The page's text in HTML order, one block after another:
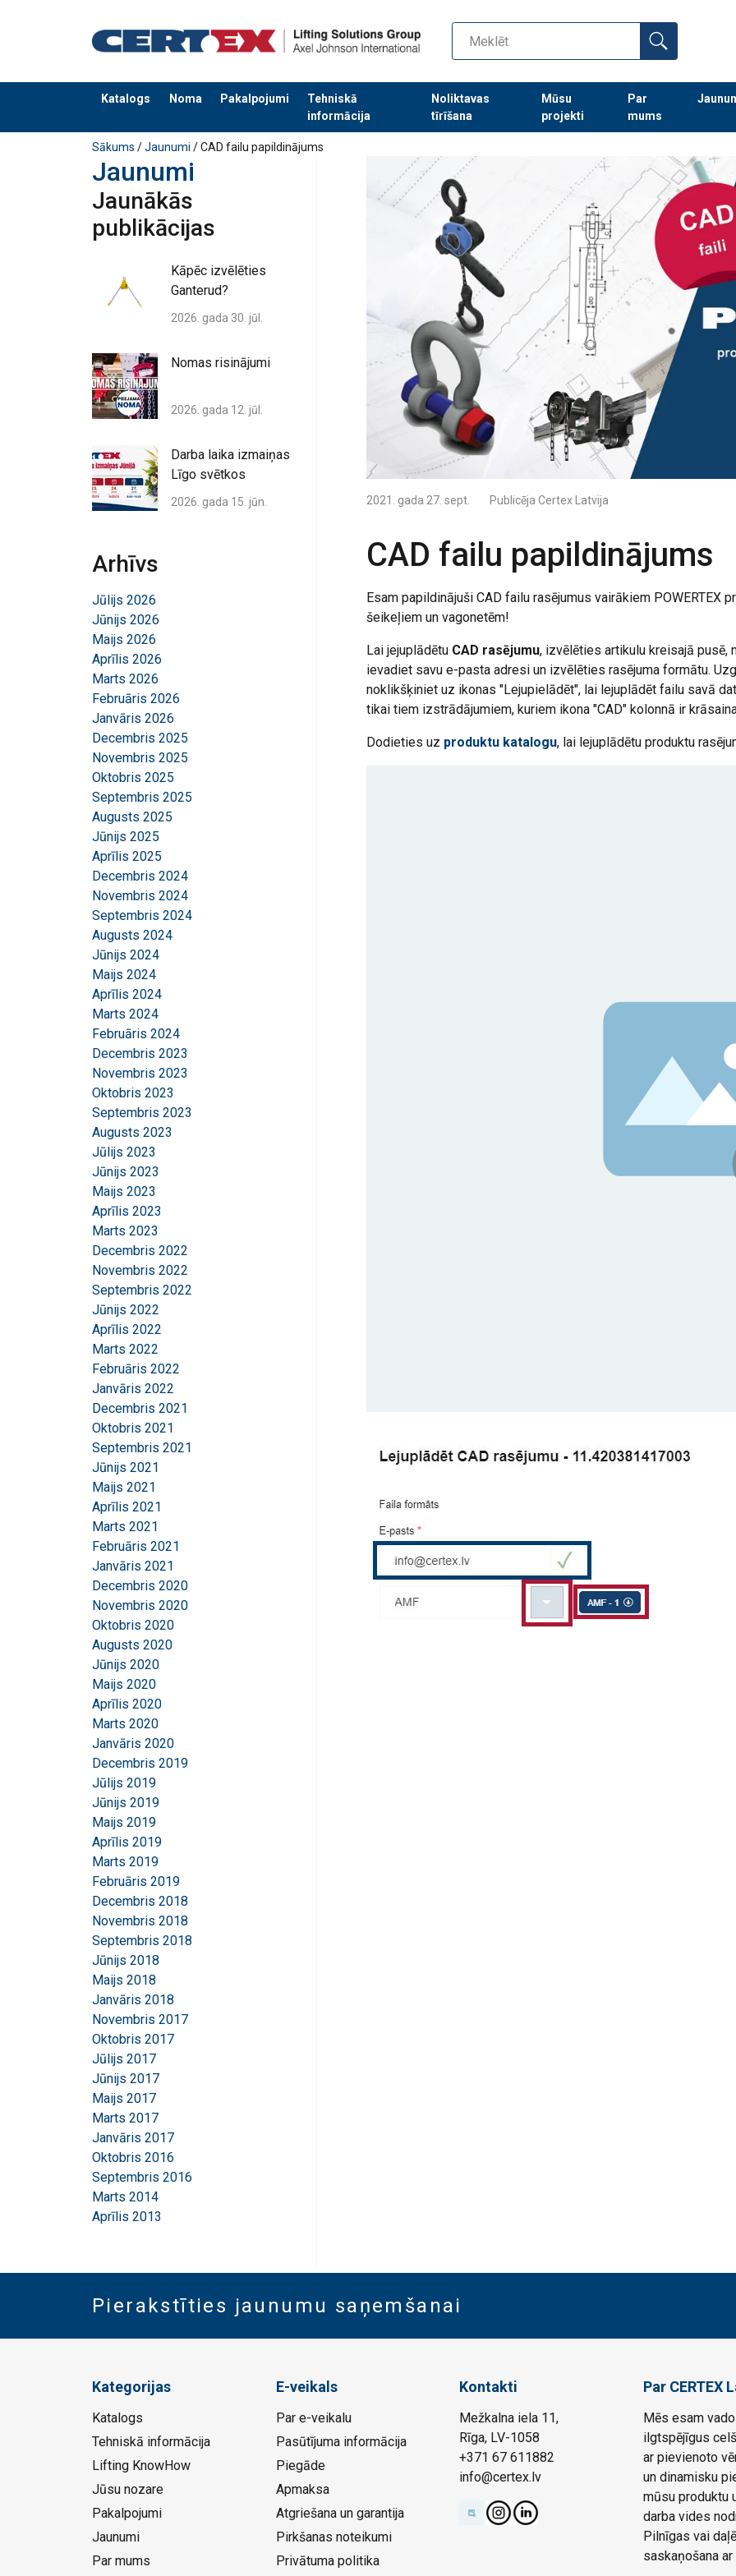
Katalogs Noma Pakalpojumi
Tehniskā
informācija
Noliktavas
tīrīšana
Mūsu
projekti
Par
mums
Pievienots jūsu pasūtījumam Turpināt meklēt preces
Sākums /Jaunumi / CAD failu papildinājums
2021. gada 27. sept. Publicēja Certex Latvija
CAD failu papildinājums
Esam papildinājuši CAD failu rasējumus vairākiem POWERTEX
šeikeļiem un vagonetēm!
Lai jejuplādētu CAD rasējumu, izvēlēties artikulu kreisajā pusē,
ievadiet savu e-pasta adresi un izvēlēties rasējuma formātu.
noklikšķiniet uz ikonas "Lejupielādēt", lai lejuplādēt failu savā
tikai tiem izstrādājumiem, kuriem ikona "CAD" kolonnā ir
Dodieties uz produktu katalogu, lai lejuplādētu produktu
Jaunumi
Jaunākās
publikācijas
Kāpēc izvēlēties
Ganterud?
2026. gada 30. jūl.
Nomas risinājumi
2026. gada 12. jūl.
Darba laika izmaiņas
Līgo svētkos
2026. gada 15. jūn.
Arhīvs
Jūlijs 2026
Jūnijs 2026
Maijs 2026
Aprīlis 2026
Marts 2026
Februāris 2026
Janvāris 2026
Decembris 2025
Novembris 2025
Oktobris 2025
Septembris 2025
Augusts 2025
Jūnijs 2025
Aprīlis 2025
Decembris 2024
Novembris 2024
Septembris 2024
Augusts 2024
Jūnijs 2024
Maijs 2024
Aprīlis 2024
Marts 2024
Februāris 2024
Decembris 2023
Novembris 2023
Oktobris 2023
Septembris 2023
Augusts 2023
Jūlijs 2023
Jūnijs 2023
Maijs 2023
Aprīlis 2023
Marts 2023
Decembris 2022
Novembris 2022
Septembris 2022
Jūnijs 2022
Aprīlis 2022
Marts 2022
Februāris 2022
Janvāris 2022
Decembris 2021
Oktobris 2021
Septembris 2021
Jūnijs 2021
Maijs 2021
Aprīlis 2021
Marts 2021
Februāris 2021
Janvāris 2021
Decembris 2020
Novembris 2020
Oktobris 2020
Augusts 2020
Jūnijs 2020
Maijs 2020
Aprīlis 2020
Marts 2020
Janvāris 2020
Decembris 2019
Jūlijs 2019
Jūnijs 2019
Maijs 2019
Aprīlis 2019
Marts 2019
Februāris 2019
Decembris 2018
Novembris 2018
Septembris 2018
Jūnijs 2018
Maijs 2018
Janvāris 2018
Novembris 2017
Oktobris 2017
Jūlijs 2017
Jūnijs 2017
Maijs 2017
Marts 2017
Janvāris 2017
Oktobris 2016
Septembris 2016
Marts 2014
Aprīlis 2013
Pierakstīties jaunumu saņemšanai
Kategorijas
Katalogs
Tehniskā informācija
Lifting KnowHow
Jūsu nozare
Pakalpojumi
Jaunumi
Par mums
E-veikals
Par e-veikalu
Pasūtījuma informācija
Piegāde
Apmaksa
Atgriešana un garantija
Pirkšanas noteikumi
Privātuma politika
Kontakti
Mežkalna iela 11,
Rīga, LV-1058
+371 67 611882
info@certex.lv
Par CERTEX
Mēs esam
ilgtspējīgus
ar pievienoto
un dinamisku
mūsu produktu
darba vides
Pilnīgas vai
saskaņošana